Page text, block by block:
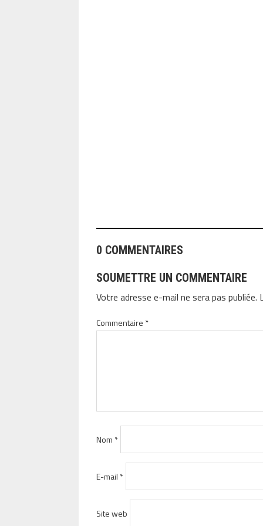
0 COMMENTAIRES
SOUMETTRE UN COMMENTAIRE
Votre adresse e-mail ne sera pas publiée.
Commentaire *
Nom *
E-mail *
Site web